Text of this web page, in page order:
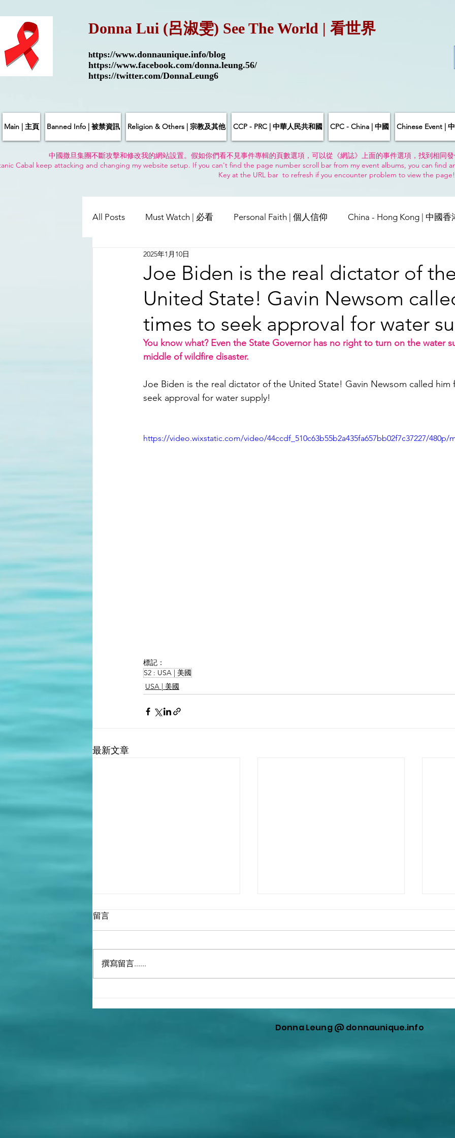
Donna Lui (呂淑雯) See The World | 看世界
https://www.donnaunique.info/blog
https://www.facebook.com/donna.leung.56/
https://twitter.com/DonnaLeung6
Main | 主頁 Banned Info | 被禁資訊 Religion & Others | 宗教及其他 CCP - PRC | 中華人民共和國 CPC - China | 中國 Chinese Event |
中國撒旦集團不斷攻擊和修改我的網站設置。假如你們看不見事件專輯的頁數選項，可以從《網誌》上面的事件選項，找到相同
Cabal keep attacking and changing my website setup. If you can't find the page number scroll bar from my event albums, you can find
Key at the URL bar to refresh if you encounter problem to view the
All Posts Must Watch | 必看 Personal Faith | 個人信仰 China - Hong Kong | 中國香
China - Taiwan | 中國臺灣
Satanic Cabals | 撒旦集團 USA | 美國 Pandemic & Health | 流行病 & 健康
Religion | 宗教 Mass Media | 傳媒 Middle East
Joe Biden is the real dictator of
United State! Gavin Newsom
times to seek approval for water
2025年1月10日
You know what? Even the State Governor has no right to turn on the water
middle of wildfire disaster.
Joe Biden is the real dictator of the United State! Gavin Newsom called
seek approval for water supply!
https://video.wixstatic.com/video/44ccdf_510c63b55b2a435fa657bb02f7c37227/480p/
標記：
S2 : USA | 美國
USA | 美國
最新文章
設
留言
撰寫留言......
Donna Leung @ donnaunique.info